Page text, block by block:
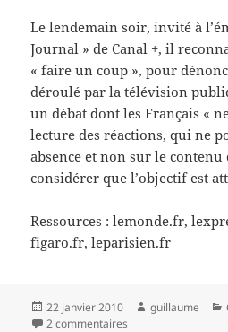
Le lendemain soir, invité à
Journal » de Canal +, il
« faire un coup », pour
déroulé par la télévision
un débat dont les Français «
lecture des réactions, qui ne
absence et non sur le
considérer que l’objectif est
Ressources : lemonde.fr,
figaro.fr, leparisien.fr
Publié
le
22 janvier 2010 Auteur
guillaume
2 commentaires